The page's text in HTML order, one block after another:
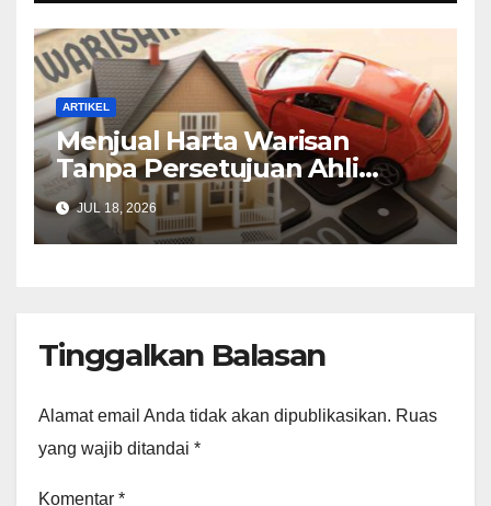
ARTIKEL
Menjual Harta Warisan
Tanpa Persetujuan Ahli
Waris
JUL 18, 2026
Tinggalkan Balasan
Alamat email Anda tidak akan dipublikasikan. Ruas
yang wajib ditandai *
Komentar *